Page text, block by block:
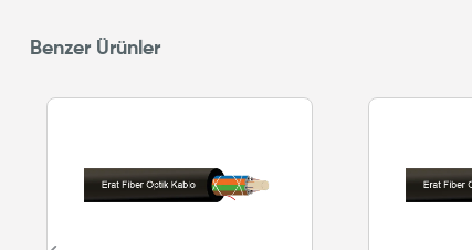
Benzer Ürünler